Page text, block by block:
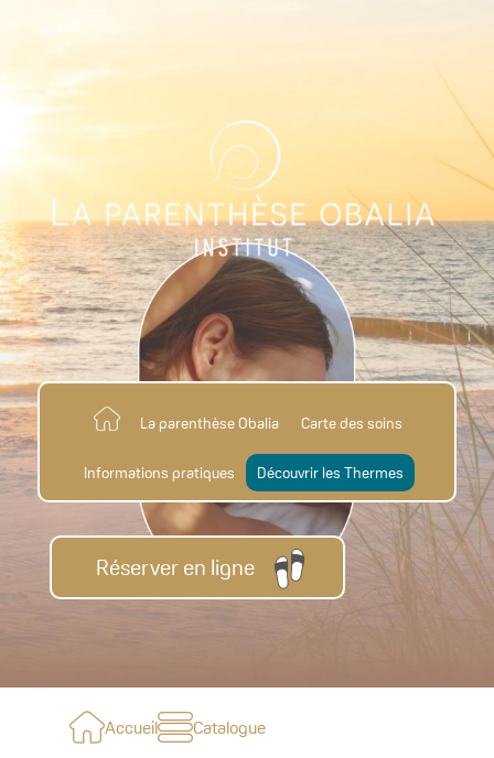
La parenthèse Obalia Carte des soins
Informations pratiques Découvrir les Thermes
Réserver en ligne
Accueil Catalogue